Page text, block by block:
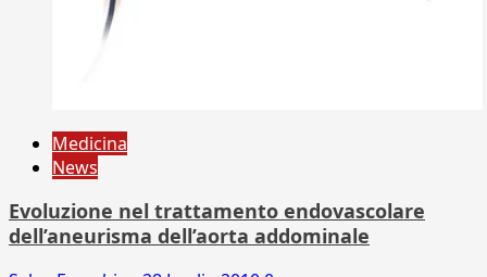
Medicina
News
Evoluzione nel trattamento endovascolare
dell’aneurisma dell’aorta addominale